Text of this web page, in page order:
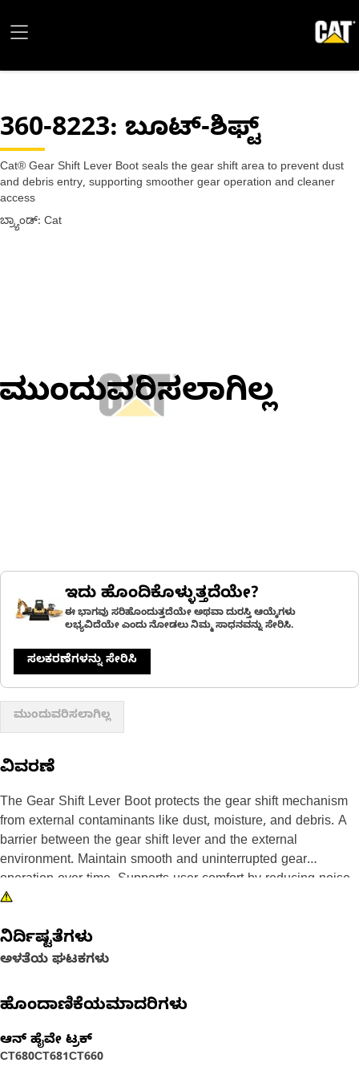
360-8223: ಬೂಟ್-ಶಿಫ್ಟ್
Cat® Gear Shift Lever Boot seals the gear shift area to prevent dust
and debris entry, supporting smoother gear operation and cleaner
access
ಬ್ರ್ಯಾಂಡ್: Cat
ಮುಂದುವರಿಸಲಾಗಿಲ್ಲ
ಇದು ಹೊಂದಿಕೊಳ್ಳುತ್ತದೆಯೇ?
ಈ ಭಾಗವು ಸರಿಹೊಂದುತ್ತದೆಯೇ ಅಥವಾ ದುರಸ್ತಿ ಆಯ್ಕೆಗಳು
ಲಭ್ಯವಿದೆಯೇ ಎಂದು ನೋಡಲು ನಿಮ್ಮ ಸಾಧನವನ್ನು ಸೇರಿಸಿ.
ಸಲಕರಣೆಗಳನ್ನು ಸೇರಿಸಿ
ಮುಂದುವರಿಸಲಾಗಿಲ್ಲ
ವಿವರಣೆ
The Gear Shift Lever Boot protects the gear shift mechanism
from external contaminants like dust, moisture, and debris. A
barrier between the gear shift lever and the external
environment. Maintain smooth and uninterrupted gear
operation over time. Supports user comfort by reducing noise
and isolating vibrations near the gear area. Prevents
Attributes:
consistent.
• Supports insulation from heat around the gear shift area.
ನಿರ್ದಿಷ್ಟತೆಗಳು
ಅಳತೆಯ ಘಟಕಗಳು
ಹೊಂದಾಣಿಕೆಯಮಾದರಿಗಳು
ಆನ್ ಹೈವೇ ಟ್ರಕ್
CT680CT681CT660